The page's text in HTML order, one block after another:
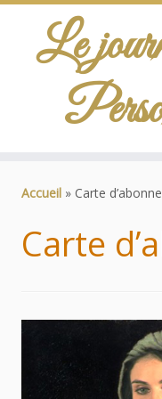
Le
Accueil » Carte
Carte